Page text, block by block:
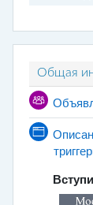
Topic
Общая